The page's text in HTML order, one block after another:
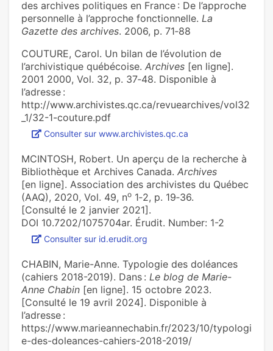
des archives politiques en France : De l’approche
personnelle à l’approche fonctionnelle. La
Gazette des archives. 2006, p. 71‑88
COUTURE, Carol. Un bilan de l’évolution de
l’archivistique québécoise. Archives [en ligne].
2001 2000, Vol. 32, p. 37‑48. Disponible à
l’adresse :
http://www.archivistes.qc.ca/revuearchives/vol32
_1/32-1-couture.pdf
Consulter sur www.archivistes.qc.ca
MCINTOSH, Robert. Un aperçu de la recherche à
Bibliothèque et Archives Canada. Archives
[en ligne]. Association des archivistes du Québec
(AAQ), 2020, Vol. 49, no 1‑2, p. 19‑36.
[Consulté le 2 janvier 2021].
DOI 10.7202/1075704ar. Érudit. Number: 1-2
Consulter sur id.erudit.org
CHABIN, Marie-Anne. Typologie des doléances
(cahiers 2018-2019). Dans : Le blog de Marie-
Anne Chabin [en ligne]. 15 octobre 2023.
[Consulté le 19 avril 2024]. Disponible à
l’adresse :
https://www.marieannechabin.fr/2023/10/typologi
e-des-doleances-cahiers-2018-2019/